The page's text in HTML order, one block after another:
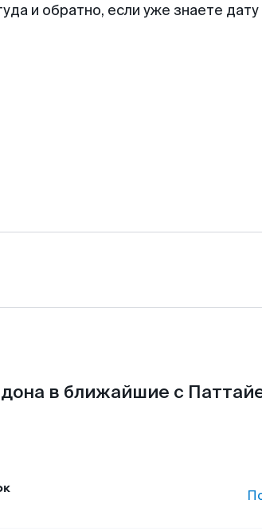
и обратно, если уже знаете
в ближайшие с